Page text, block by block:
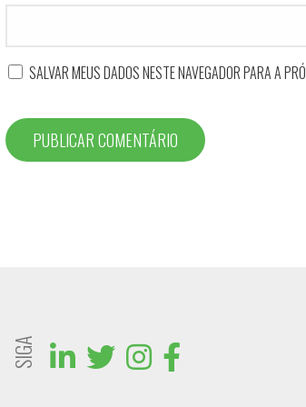
SALVAR MEUS DADOS NESTE NAVEGADOR PARA A
SIGA